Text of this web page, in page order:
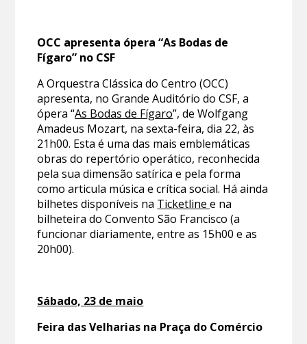
OCC apresenta ópera “As Bodas de
Fígaro” no CSF
A Orquestra Clássica do Centro (OCC)
apresenta, no Grande Auditório do CSF, a
ópera “As Bodas de Fígaro”, de Wolfgang
Amadeus Mozart, na sexta-feira, dia 22, às
21h00. Esta é uma das mais emblemáticas
obras do repertório operático, reconhecida
pela sua dimensão satírica e pela forma
como articula música e crítica social. Há ainda
bilhetes disponíveis na Ticketlinee na
bilheteira do Convento São Francisco (a
funcionar diariamente, entre as 15h00 e as
20h00).
Sábado, 23 de maio
Feira das Velharias na Praça do Comércio